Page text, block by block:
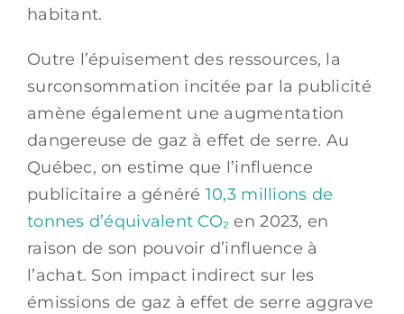
habitant.
Outre l’épuisement des ressources, la
surconsommation incitée par la publicité
amène également une augmentation
dangereuse de gaz à effet de serre. Au
Québec, on estime que l’influence
publicitaire a généré 10,3 millions de
tonnes d’équivalent CO₂ en 2023, en
raison de son pouvoir d’influence à
l’achat. Son impact indirect sur les
émissions de gaz à effet de serre aggrave